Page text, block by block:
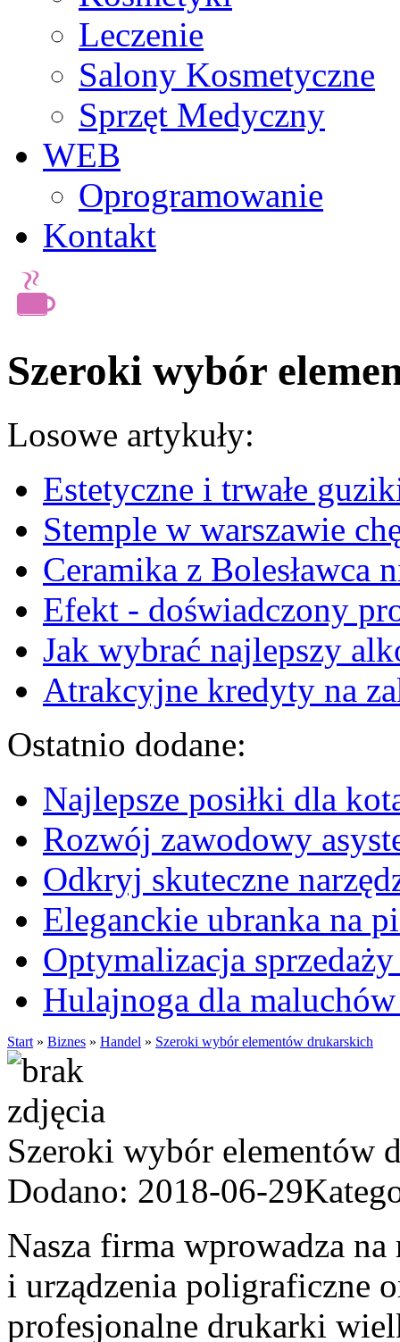
Leczenie
Salony Kosmetyczne
Sprzęt Medyczny
WEB
Oprogramowanie
Kontakt
Szeroki wybór
Losowe artykuły:
Estetyczne i trwałe
Stemple w warszawie
Ceramika z Bolesławca
Efekt - doświadczony
Jak wybrać najlepszy
Atrakcyjne kredyty na
Ostatnio dodane:
Najlepsze posiłki dla
Rozwój zawodowy
Odkryj skuteczne
Eleganckie ubranka na
Optymalizacja
Hulajnoga dla maluchów
Start » Biznes » Handel » Szeroki wybór elementów drukarskich
Szeroki wybór elementów
Dodano: 2018-06-29
Nasza firma wprowadza
i urządzenia poligraficzne
profesjonalne drukarki